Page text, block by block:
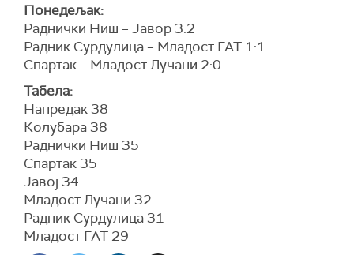
Понедељак:
Раднички Ниш – Јавор 3:2
Радник Сурдулица – Младост ГАТ 1:1
Спартак – Младост Лучани 2:0
Табела:
Напредак 38
Колубара 38
Раднички Ниш 35
Спартак 35
Јавој 34
Младост Лучани 32
Радник Сурдулица 31
Младост ГАТ 29